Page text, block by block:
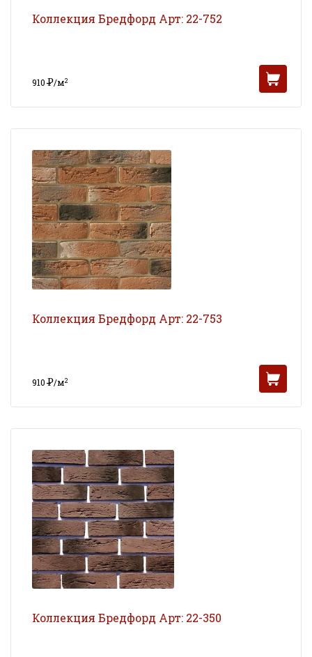
Коллекция Бредфорд Арт: 22-752
910Р/м2
Коллекция Бредфорд Арт: 22-753
910Р/м2
Коллекция Бредфорд Арт: 22-350